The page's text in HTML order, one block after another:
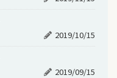
2019/10/15
2019/09/15